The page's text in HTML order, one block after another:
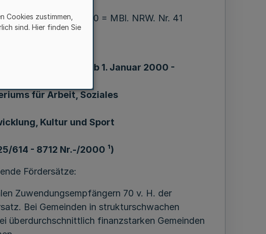
- (Stand 15. 7. 2000 = MBl. NRW. Nr. 41
- Fördersätze ab 1. Januar 2000 -
für Arbeit, Soziales
Kultur und Sport
614 - 8712 Nr.-/2000 ¹)
Fördersätze:
Zuwendungsempfängern 70 v. H. der
Bei Gemeinden in strukturschwachen
überdurchschnittlich finanzstarken Gemeinden
Cookies zustimmen,
sind. Hier finden Sie